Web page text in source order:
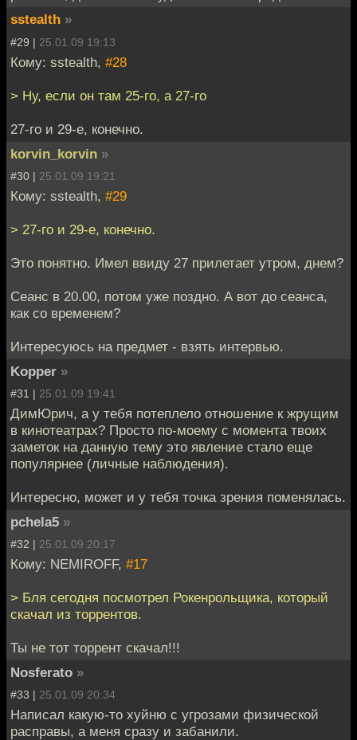
sstealth »
#29 | 25.01.09 19:13
Кому: sstealth, #28
> Ну, если он там 25-го, а 27-го
27-го и 29-е, конечно.
korvin_korvin »
#30 | 25.01.09 19:21
Кому: sstealth, #29
> 27-го и 29-е, конечно.
Это понятно. Имел ввиду 27 прилетает утром, днем?
Сеанс в 20.00, потом уже поздно. А вот до сеанса,
как со временем?
Интересуюсь на предмет - взять интервью.
Kopper »
#31 | 25.01.09 19:41
ДимЮрич, а у тебя потеплело отношение к жрущим
в кинотеатрах? Просто по-моему с момента твоих
заметок на данную тему это явление стало еще
популярнее (личные наблюдения).
Интересно, может и у тебя точка зрения поменялась.
pchela5 »
#32 | 25.01.09 20:17
Кому: NEMIROFF, #17
> Бля сегодня посмотрел Рокенрольщика, который
скачал из торрентов.
Ты не тот торрент скачал!!!
Nosferato »
#33 | 25.01.09 20:34
Написал какую-то хуйню с угрозами физической
расправы, а меня сразу и забанили.